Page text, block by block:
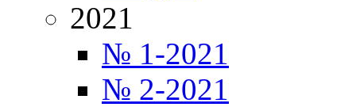
2021
№ 1-2021
№ 2-2021